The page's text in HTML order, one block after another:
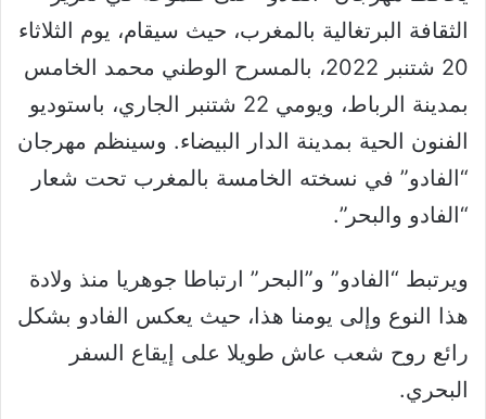
الثقافة البرتغالية بالمغرب، حيث سيقام، يوم الثلاثاء
20 شتنبر 2022، بالمسرح الوطني محمد الخامس
بمدينة الرباط، ويومي 22 شتنبر الجاري، باستوديو
الفنون الحية بمدينة الدار البيضاء. وسينظم مهرجان
“الفادو” في نسخته الخامسة بالمغرب تحت شعار
“الفادو والبحر”.
ويرتبط “الفادو” و”البحر” ارتباطا جوهريا منذ ولادة
هذا النوع وإلى يومنا هذا، حيث يعكس الفادو بشكل
رائع روح شعب عاش طويلا على إيقاع السفر
البحري.